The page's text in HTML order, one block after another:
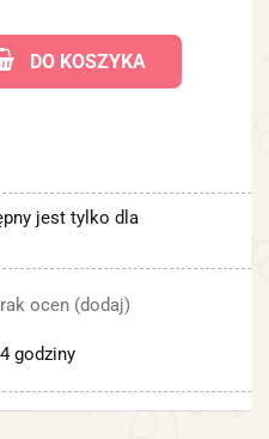
DO KOSZYKA
jest tylko dla
ocen (dodaj)
godziny